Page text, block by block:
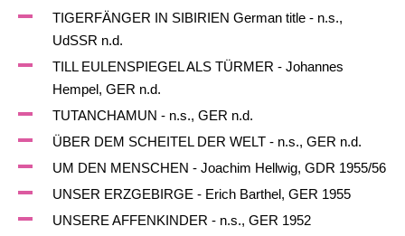
TIGERFÄNGER IN SIBIRIEN German title - n.s.,
UdSSR n.d.
TILL EULENSPIEGEL ALS TÜRMER - Johannes
Hempel, GER n.d.
TUTANCHAMUN - n.s., GER n.d.
ÜBER DEM SCHEITEL DER WELT - n.s., GER n.d.
UM DEN MENSCHEN - Joachim Hellwig, GDR 1955/56
UNSER ERZGEBIRGE - Erich Barthel, GER 1955
UNSERE AFFENKINDER - n.s., GER 1952